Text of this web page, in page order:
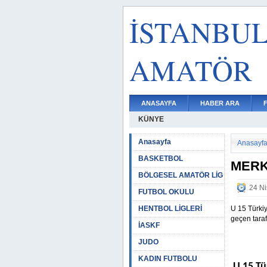
AMATÖR
ANASAYFA HABER ARA
KÜNYE
Anasayfa
BASKETBOL
BÖLGESEL AMATÖR LİG
FUTBOL OKULU
HENTBOL LİGLERİ
İASKF
JUDO
KADIN FUTBOLU
Anasayfa
24
U 15
geçen